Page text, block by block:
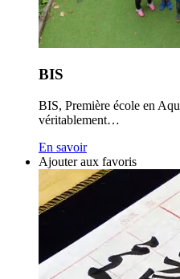
BIS
BIS, Première école en
véritablement…
En savoir
Ajouter aux favoris